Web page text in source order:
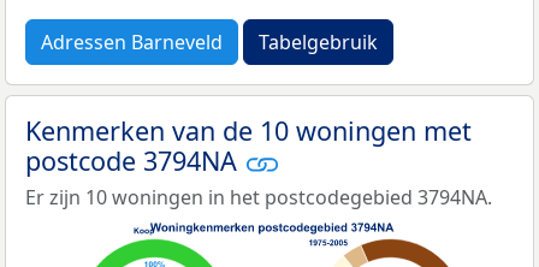
Adressen Barneveld Tabelgebruik
Kenmerken van de 10 woningen met
postcode 3794NA
Er zijn 10 woningen in het postcodegebied 3794NA.